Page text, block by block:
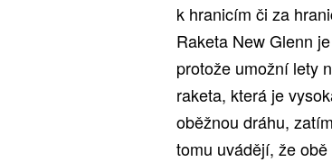
k hranicím či za
Raketa New Glenn
protože umožní lety
raketa, která je
oběžnou dráhu,
tomu uvádějí, že